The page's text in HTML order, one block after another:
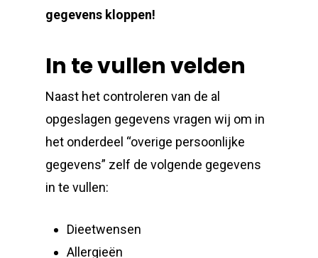
gegevens kloppen!
In te vullen velden
Naast het controleren van de al
opgeslagen gegevens vragen wij om in
het onderdeel “overige persoonlijke
gegevens” zelf de volgende gegevens
in te vullen:
Dieetwensen
Allergieën